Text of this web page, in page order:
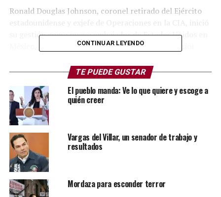
Ronald Douglas Johnson, coronel retirado del Ejército
estadounidense y exjefe de Operaciones en la CIA, inició
su gestión como nuevo embajador de Estados Unidos en
México, luego del folklórico desempeño del anterior
amigo del expresidente Andrés Manuel López Obrador,
con derecho de picaporte en Palacio Nacional, pero que
al final se declaró en contra de decisiones presidenciales
como la reforma judicial.
CONTINUAR LEYENDO
TE PUEDE GUSTAR
El pueblo manda: Ve lo que quiere y escoge a
quién creer
Vargas del Villar, un senador de trabajo y
resultados
Mordaza para esconder terror